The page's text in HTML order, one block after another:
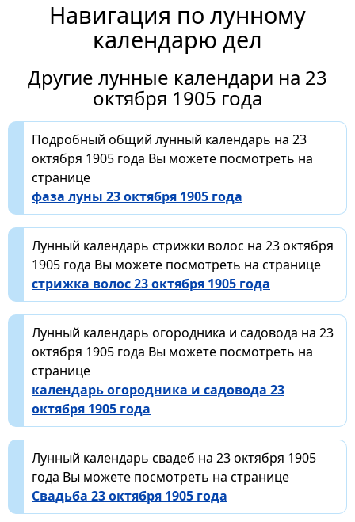
Навигация по лунному
календарю дел
Другие лунные календари на 23
октября 1905 года
Подробный общий лунный календарь на 23
октября 1905 года Вы можете посмотреть на
странице
фаза луны 23 октября 1905 года
Лунный календарь стрижки волос на 23 октября
1905 года Вы можете посмотреть на странице
стрижка волос 23 октября 1905 года
Лунный календарь огородника и садовода на 23
октября 1905 года Вы можете посмотреть на
странице
календарь огородника и садовода 23
октября 1905 года
Лунный календарь свадеб на 23 октября 1905
года Вы можете посмотреть на странице
Свадьба 23 октября 1905 года